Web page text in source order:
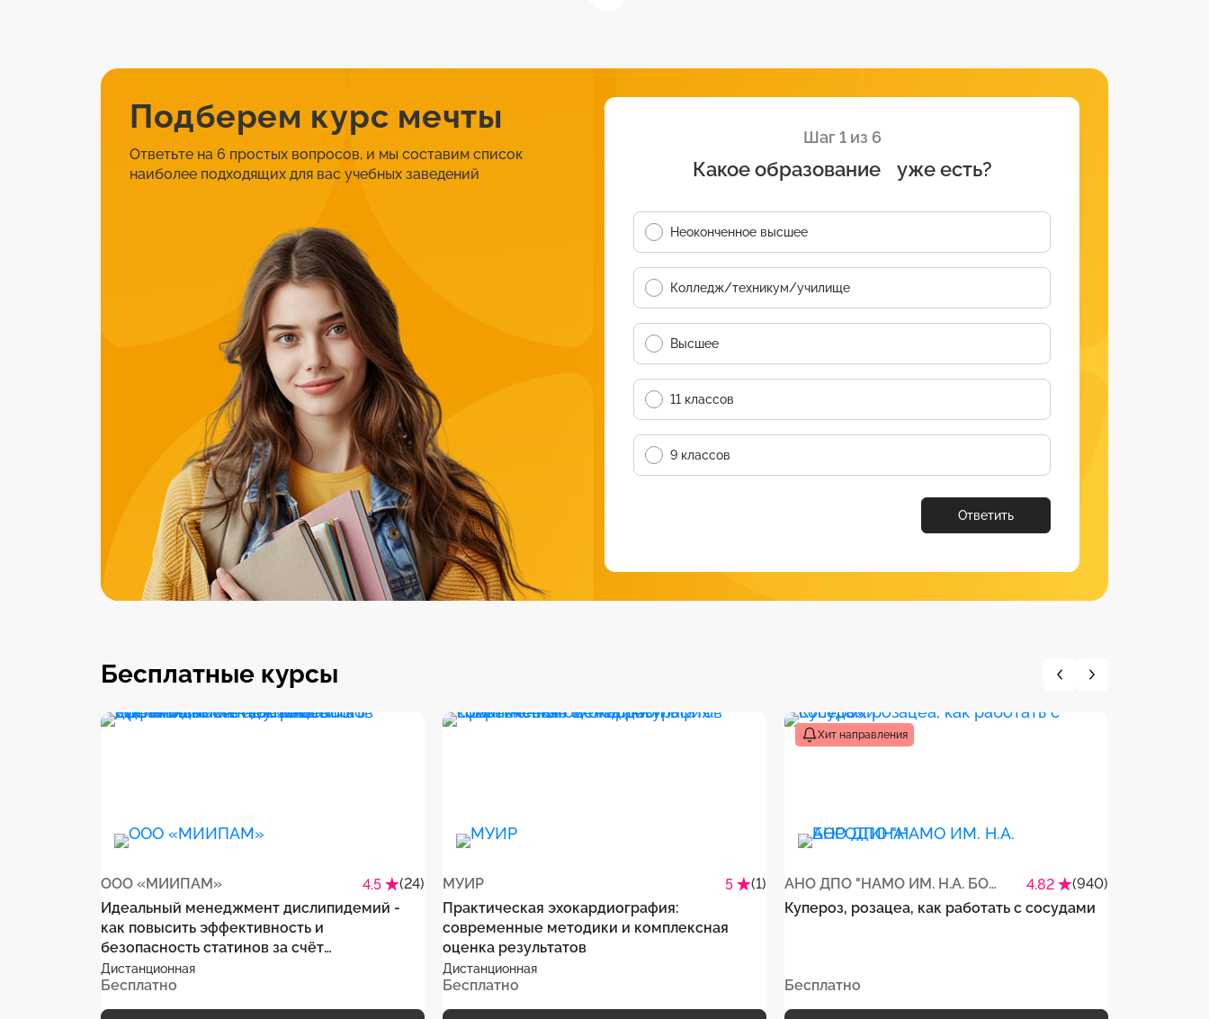
Подберем курс мечты
Ответьте на 6 простых вопросов, и мы составим список
наиболее подходящих для вас учебных заведений
Шаг 1 из 6
Какое образование уже есть?
Неоконченное высшее
Колледж/техникум/училище
Высшее
11 классов
9 классов
Ответить
Бесплатные курсы
ООО «МИИПАМ» 4.5
(24)
Идеальный менеджмент дислипидемий -
как повысить эффективность и
безопасность статинов за счёт
нутрицевтиков
Дистанционная
Бесплатно
МУИР 5
(1)
Практическая эхокардиография:
современные методики и комплексная
оценка результатов
Дистанционная
Бесплатно
Хит направления
АНО ДПО "НАМО ИМ. Н.А. БОРОДИНА" 4.82
(940)
Купероз, розацеа, как работать с сосудами
Бесплатно